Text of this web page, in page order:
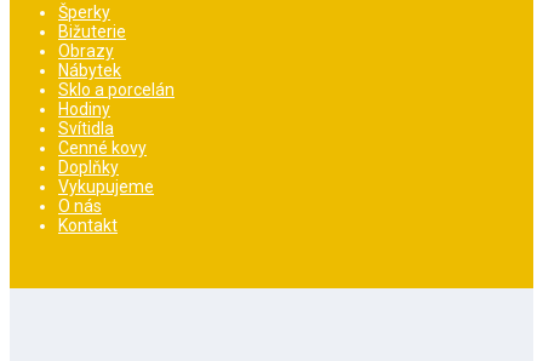
Šperky
Bižuterie
Obrazy
Nábytek
Sklo a porcelán
Hodiny
Svítidla
Cenné kovy
Doplňky
Vykupujeme
O nás
Kontakt